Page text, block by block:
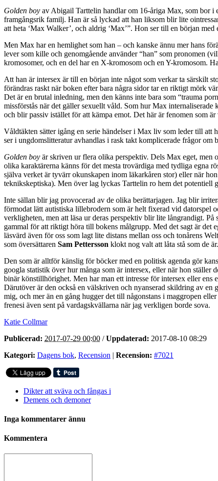
Golden boy av Abigail Tarttelin handlar om 16-åriga Max, som bor i
framgångsrik familj. Han är så lyckad att han liksom blir lite
att heta ‘Max Walker’, och aldrig ‘Max’”. Hon ser till en början
Men Max har en hemlighet som han – och kanske ännu mer hans
lever som kille och genomgående använder “han” som pronomen
kromosomer, och en del har en X-kromosom och en Y-kromosom.
Att han är intersex är till en början inte något som verkar ta särskilt
förändras raskt när boken efter bara några sidor tar en riktigt mörk
Det är en brutal inledning, men den känns inte bara som “trauma
missförstås när det gäller sexuellt våld. Som hur Max
och blir passiv istället för att kämpa emot. Det här är fenomen som
Våldtäkten sätter igång en serie händelser i Max liv som leder till
ser i ungdomslitteratur avhandlas i rask takt komplicerade frågor
Golden boy är skriven ur flera olika perspektiv. Dels Max eget, men
olika karaktärerna känns för det mesta trovärdiga med tydliga egna
själva verket är tyvärr okunskapen inom läkarkåren stor) eller när
teknikskeptiska). Men över lag lyckas Tarttelin ro hem det potentiell
Inte sällan blir jag provocerad av de olika berättarjagen. Jag blir
förmodat lätt autistiska lillebrodern som är helt fixerad vid datorspel
verkligheten, men att läsa ur deras perspektiv blir lite långrandigt.
gammal för att riktigt höra till bokens målgrupp. Med det sagt är det
läsvärd även för oss som lagt lite distans mellan oss och tonårens
som översättaren Sam Pettersson klokt nog valt att låta stå som de är.
Den som är alltför känslig för böcker med en politisk agenda gör
googla statistik över hur många som är intersex, eller när hon ställer
binär könstillhörighet. Men har man ett intresse för intersex eller ens
Därutöver är den också en välskriven och nyanserad skildring av en
mig, och mer än en gång hugger det till någonstans i maggropen
frenesi även sent på vardagskvällarna när jag verkligen borde sova.
Katie Collmar
Publicerad: 2017-07-29 00:00 /Uppdaterad: 2017-08-10 08:29
Kategori: Dagens bok, Recension | Recension: #7021
Dikter att sväva och fångas i
Demens och demoner
Inga kommentarer ännu
Kommentera